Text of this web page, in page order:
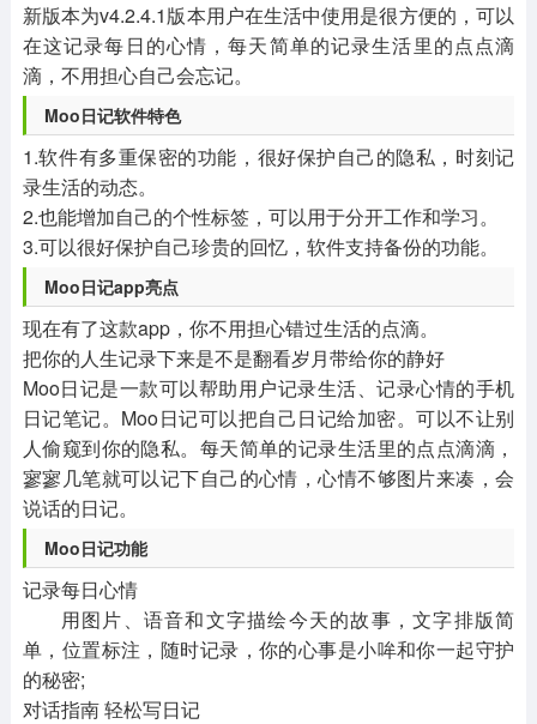
新版本为v4.2.4.1版本用户在生活中使用是很方便的，可以
在这记录每日的心情，每天简单的记录生活里的点点滴
滴，不用担心自己会忘记。
Moo日记软件特色
1.软件有多重保密的功能，很好保护自己的隐私，时刻记
录生活的动态。
2.也能增加自己的个性标签，可以用于分开工作和学习。
3.可以很好保护自己珍贵的回忆，软件支持备份的功能。
Moo日记app亮点
现在有了这款app，你不用担心错过生活的点滴。
把你的人生记录下来是不是翻看岁月带给你的静好
Moo日记是一款可以帮助用户记录生活、记录心情的手机
日记笔记。Moo日记可以把自己日记给加密。可以不让别
人偷窥到你的隐私。每天简单的记录生活里的点点滴滴，
寥寥几笔就可以记下自己的心情，心情不够图片来凑，会
说话的日记。
Moo日记功能
记录每日心情
用图片、语音和文字描绘今天的故事，文字排版简
单，位置标注，随时记录，你的心事是小哞和你一起守护
的秘密;
对话指南 轻松写日记